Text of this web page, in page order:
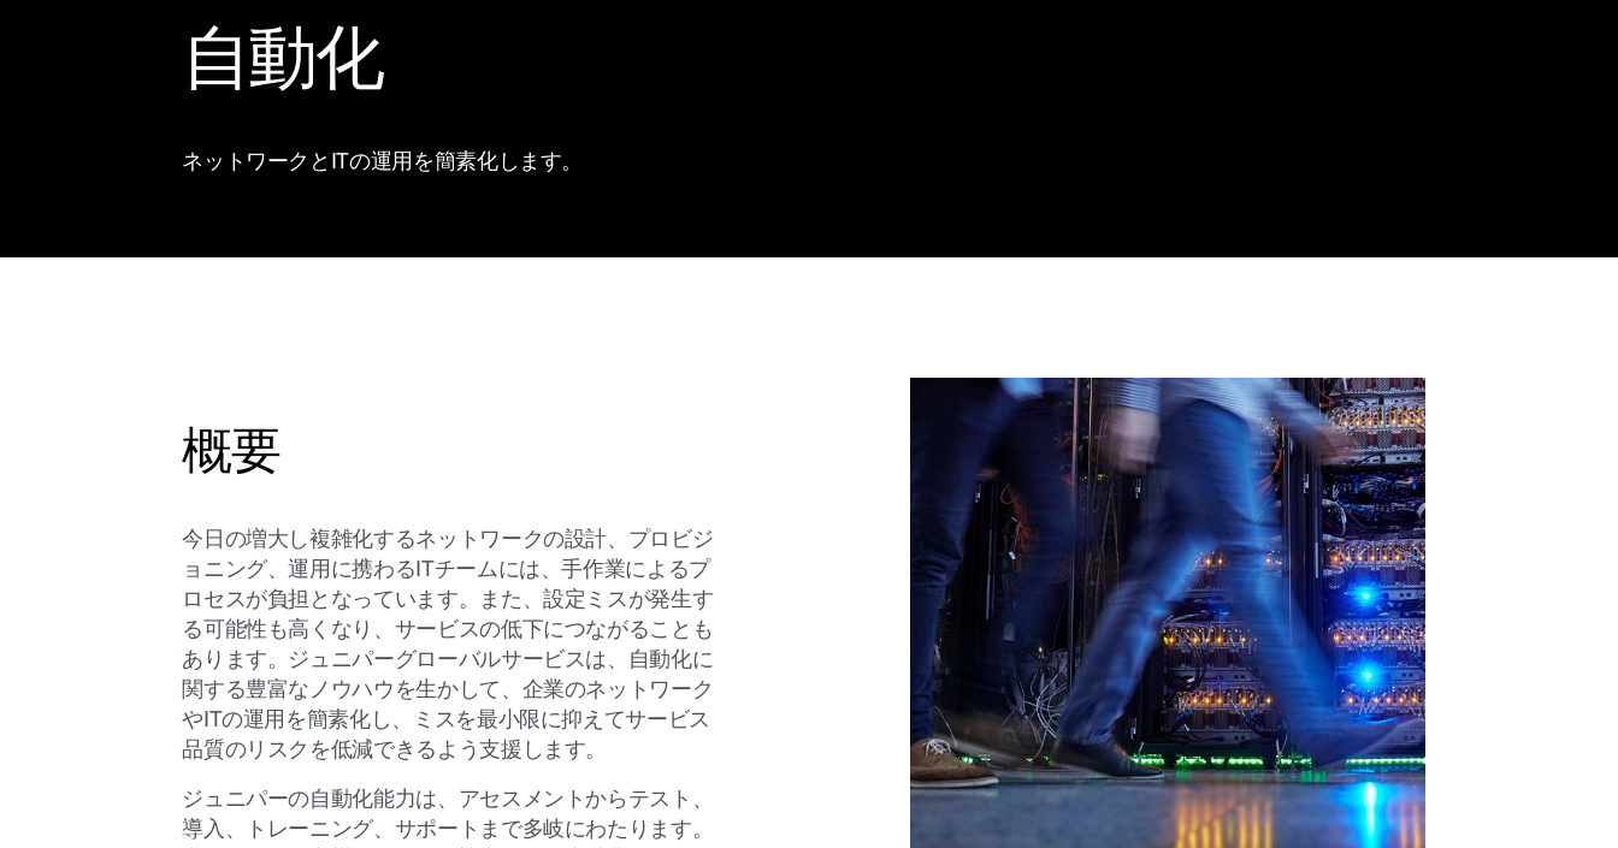
自動化
ネットワークとITの運用を簡素化します。
概要
今日の増大し複雑化するネットワークの設計、プロビジ
ョニング、運用に携わるITチームには、手作業によるプ
ロセスが負担となっています。また、設定ミスが発生す
る可能性も高くなり、サービスの低下につながることも
あります。ジュニパーグローバルサービスは、自動化に
関する豊富なノウハウを生かして、企業のネットワーク
やITの運用を簡素化し、ミスを最小限に抑えてサービス
品質のリスクを低減できるよう支援します。
ジュニパーの自動化能力は、アセスメントからテスト、
導入、トレーニング、サポートまで多岐にわたります。